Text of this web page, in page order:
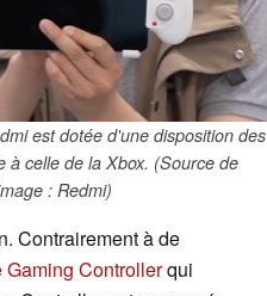
est dotée d'une disposition des
à celle de la Xbox. (Source de
: Redmi)
Contrairement à de
Controllerqui